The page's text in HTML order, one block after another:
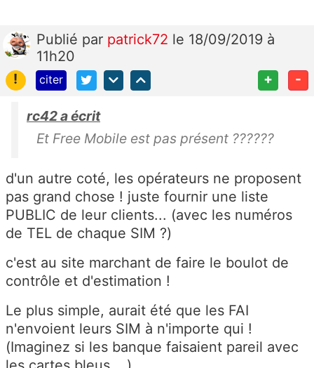
Publié par patrick72 le 18/09/2019 à
11h20
!
citer + -
rc42 a écrit
Et Free Mobile est pas présent ??????
d'un autre coté, les opérateurs ne proposent
pas grand chose ! juste fournir une liste
PUBLIC de leur clients... (avec les numéros
de TEL de chaque SIM ?)
c'est au site marchant de faire le boulot de
contrôle et d'estimation !
Le plus simple, aurait été que les FAI
n'envoient leurs SIM à n'importe qui !
(Imaginez si les banque faisaient pareil avec